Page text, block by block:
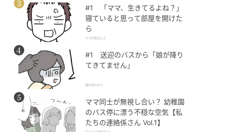
#1 「ママ、生きてるよね？」
寝ていると思って部屋を開けた
ら
ママが家出した
#1 送迎のバスから「娘が降り
てきてません」
娘が拐われた
ママ同士が無視し合い？ 幼稚園
のバス停に漂う不穏な空気【私
たちの連絡係さん Vol.1】